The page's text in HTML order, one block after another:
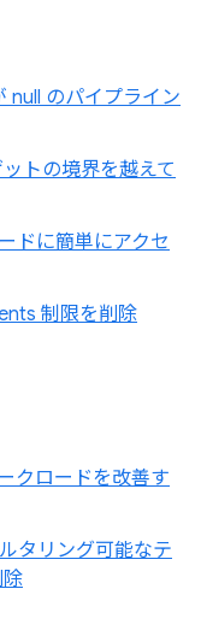
null のパイプライン
トの境界を越えて
ドに簡単にアクセ
制限を削除
クロードを改善す
タリング可能なテ